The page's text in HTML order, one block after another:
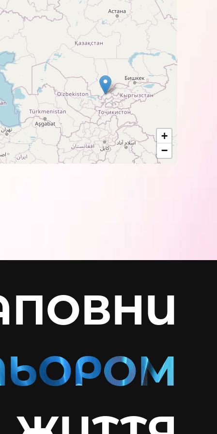
був до цього. Дані чорнила мають
променів.
+
−